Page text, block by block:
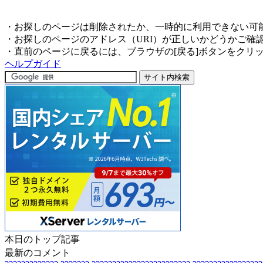
・お探しのページは削除されたか、一時的に利用できない可
・お探しのページのアドレス（URI）が正しいかどうかご確
・直前のページに戻るには、ブラウザの[戻る]ボタンをクリ
ヘルプガイド
本日のトップ記事
最新のコメント